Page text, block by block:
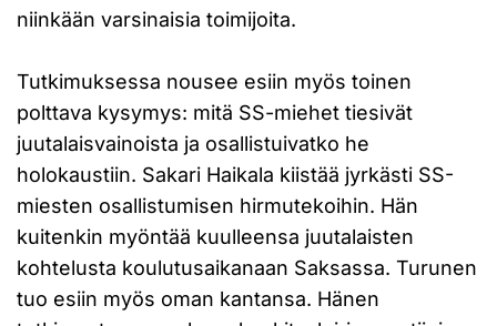
niinkään varsinaisia toimijoita.
Tutkimuksessa nousee esiin myös toinen
polttava kysymys: mitä SS-miehet tiesivät
juutalaisvainoista ja osallistuivatko he
holokaustiin. Sakari Haikala kiistää jyrkästi SS-
miesten osallistumisen hirmutekoihin. Hän
kuitenkin myöntää kuulleensa juutalaisten
kohtelusta koulutusaikanaan Saksassa. Turunen
tuo esiin myös oman kantansa. Hänen